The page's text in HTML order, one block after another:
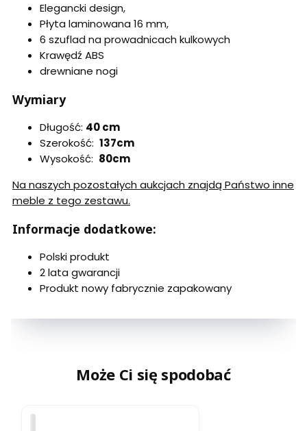
Elegancki design,
Płyta laminowana 16 mm,
6 szuflad na prowadnicach kulkowych
Krawędź ABS
drewniane nogi
Wymiary
Długość: 40 cm
Szerokość: 137cm
Wysokość: 80cm
Na naszych pozostałych aukcjach znajdą Państwo inne
meble z tego zestawu.
Informacje dodatkowe:
Polski produkt
2 lata gwarancji
Produkt nowy fabrycznie zapakowany
Może Ci się spodobać